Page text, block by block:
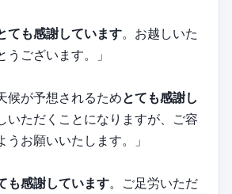
ても感謝しています。お越しいた
ございます。」
候が予想されるためとても感謝し
いただくことになりますが、ご容
うお願いいたします。」
も感謝しています。ご足労いただ